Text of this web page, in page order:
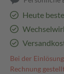
Heute
Bei der
Rechnung